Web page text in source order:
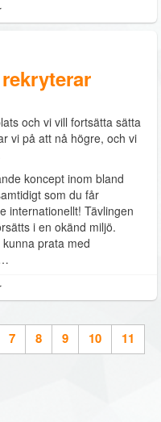
och vi vill fortsätta sätta
vi på att nå högre, och vi
koncept inom bland
som du får
internationellt! Tävlingen
i en okänd miljö.
prata med
7 8 9 10
11